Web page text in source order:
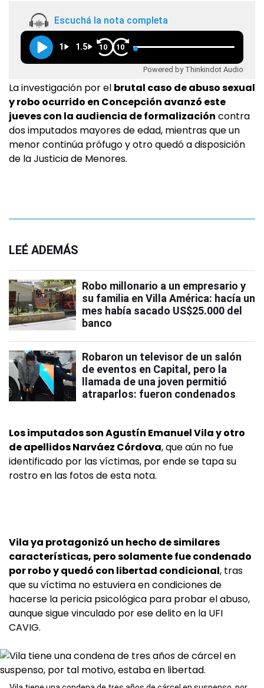
Escuchá la nota completa
1 1.5 10 10
Powered by Thinkindot Audio
La investigación por el brutal caso de abuso sexual
y robo ocurrido en Concepción avanzó este
jueves con la audiencia de formalización contra
dos imputados mayores de edad, mientras que un
menor continúa prófugo y otro quedó a disposición
de la Justicia de Menores.
LEÉ ADEMÁS
Robo millonario a un empresario y
su familia en Villa América: hacía un
mes había sacado US$25.000 del
banco
Robaron un televisor de un salón
de eventos en Capital, pero la
llamada de una joven permitió
atraparlos: fueron condenados
Los imputados son Agustín Emanuel Vila y otro
de apellidos Narváez Córdova, que aún no fue
identificado por las víctimas, por ende se tapa su
rostro en las fotos de esta nota.
Vila ya protagonizó un hecho de similares
características, pero solamente fue condenado
por robo y quedó con libertad condicional, tras
que su víctima no estuviera en condiciones de
hacerse la pericia psicológica para probar el abuso,
aunque sigue vinculado por ese delito en la UFI
CAVIG.